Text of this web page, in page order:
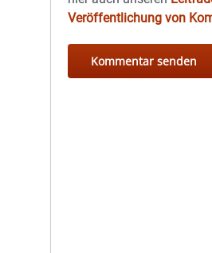
Veröffentlichung von